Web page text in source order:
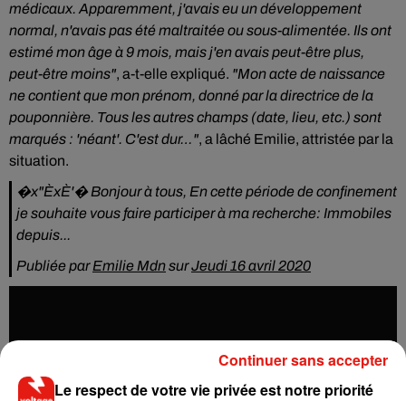
médicaux. Apparemment, j'avais eu un développement
normal, n'avais pas été maltraitée ou sous-alimentée. Ils ont
estimé mon âge à 9 mois, mais j'en avais peut-être plus,
peut-être moins", a-t-elle expliqué. "Mon acte de naissance
ne contient que mon prénom, donné par la directrice de la
pouponnière. Tous les autres champs (date, lieu, etc.) sont
marqués : 'néant'. C'est dur…", a lâché Emilie, attristée par la
situation.
�x"ÈxÈ‍'�️ Bonjour à tous, En cette période de confinement
je souhaite vous faire participer à ma recherche: Immobiles
depuis...
Publiée parEmilie MdnsurJeudi 16 avril 2020
Le respect de votre vie privée est notre priorité
Continuer sans accepter